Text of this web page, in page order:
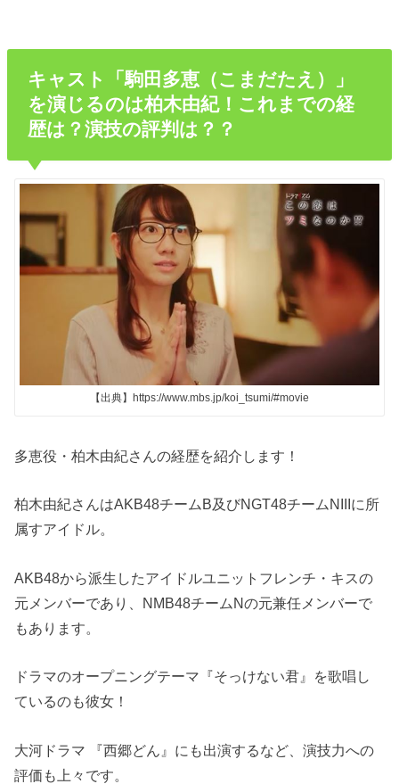
キャスト「駒田多恵（こまだたえ）」
を演じるのは柏木由紀！これまでの経
歴は？演技の評判は？？
【出典】https://www.mbs.jp/koi_tsumi/#movie
多恵役・柏木由紀さんの経歴を紹介します！
柏木由紀さんはAKB48チームB及びNGT48チームNIIIに所
属すアイドル。
AKB48から派生したアイドルユニットフレンチ・キスの
元メンバーであり、NMB48チームNの元兼任メンバーで
もあります。
ドラマのオープニングテーマ『そっけない君』を歌唱し
ているのも彼女！
大河ドラマ 『西郷どん』にも出演するなど、演技力への
評価も上々です。